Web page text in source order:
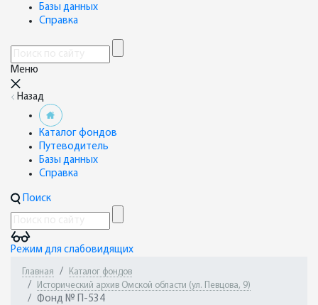
Базы данных
Справка
Меню
Назад
Каталог фондов
Путеводитель
Базы данных
Справка
Поиск
Режим для слабовидящих
Главная
Каталог фондов
Исторический архив Омской области (ул. Певцова, 9)
Фонд № П-534